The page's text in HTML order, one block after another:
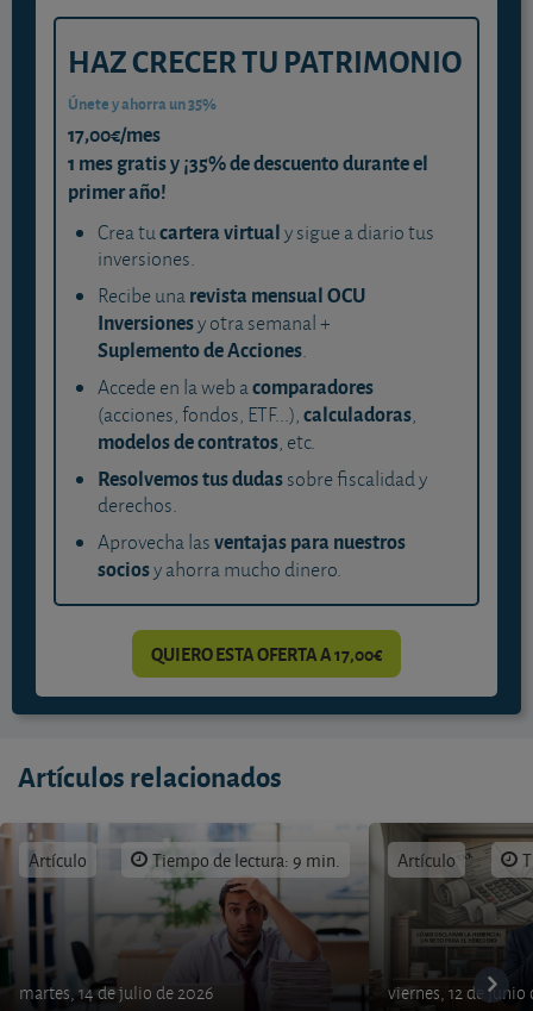
HAZ CRECER TU PATRIMONIO
Únete y ahorra un 35%
17,00€/mes
1 mes gratis y ¡35% de descuento durante el
primer año!
Crea tucartera virtualy sigue a diario tus
inversiones.
Recibe unarevista mensual OCU
Inversionesy otra semanal +
Suplemento de Acciones.
Accede en la web acomparadores
(acciones, fondos, ETF...),calculadoras,
modelos de contratos, etc.
Resolvemos tus dudassobre fiscalidad y
derechos.
Aprovecha lasventajas para nuestros
sociosy ahorra mucho dinero.
QUIERO ESTA OFERTA A 17,00€
Artículos relacionados
Artículo Tiempo de lectura: 9 min.
martes, 14 de julio de 2026
Artículo
viernes, 12 de junio